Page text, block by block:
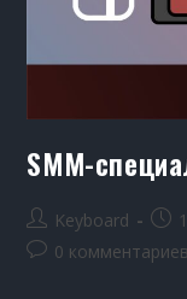
SMM-
Keyboard
0 комментариев